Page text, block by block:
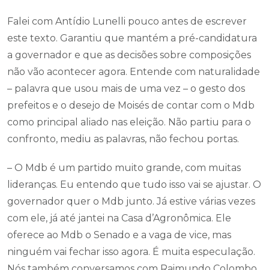
Falei com Antídio Lunelli pouco antes de escrever
este texto. Garantiu que mantém a pré-candidatura
a governador e que as decisões sobre composições
não vão acontecer agora. Entende com naturalidade
– palavra que usou mais de uma vez – o gesto dos
prefeitos e o desejo de Moisés de contar com o Mdb
como principal aliado nas eleição. Não partiu para o
confronto, mediu as palavras, não fechou portas.
– O Mdb é um partido muito grande, com muitas
lideranças. Eu entendo que tudo isso vai se ajustar. O
governador quer o Mdb junto. Já estive várias vezes
com ele, já até jantei na Casa d’Agronômica. Ele
oferece ao Mdb o Senado e a vaga de vice, mas
ninguém vai fechar isso agora. É muita especulação.